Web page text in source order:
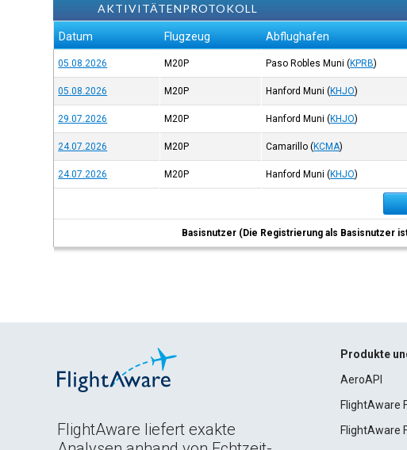
AKTIVITÄTENPROTOKOLL
Datum Flugzeug Abflughafen
05.08.2026 M20P Paso Robles Muni (KPRB)
05.08.2026 M20P Hanford Muni (KHJO)
29.07.2026 M20P Hanford Muni (KHJO)
24.07.2026 M20P Camarillo (KCMA)
24.07.2026 M20P Hanford Muni (KHJO)
Basisnutzer (Die Registrierung als Basisnutzer
FlightAware liefert exakte
Produkte
AeroAPI
FlightAware
FlightAware